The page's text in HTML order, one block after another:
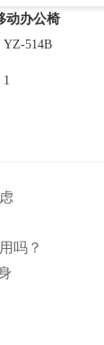
动办公椅
YZ-514B
吗​？